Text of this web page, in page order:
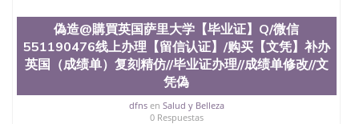
受性肯定及好评；而各种大学部和研究所的商学课程
也吸引了众多不同国家的专业人士前来研究与学习。
二、办理流程： 1、收集客户办理信息； 2、客户付
定金下单； 3、公司确认到账转制作点做电子图；
4、电子图做好发给客户确认； 5、电子图确认好转成
品部做成品； 6、成品做好拍照或者视频确认再付余
款； 7、快递给客户（国内顺丰，国外DHL）。 三、
偽造@購買英国萨里大学【毕业证】Q/微信
551190476线上办理【留信认证】/购买【文凭】补办
英国（成绩单）复刻精仿//毕业证办理//成绩单修改//文
凭偽
dfnsen Salud y Belleza
0 Respuestas